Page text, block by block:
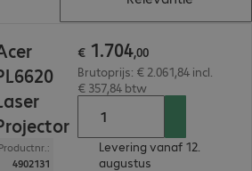
Productnr.:
4902131
€ 1.704,00
Brutoprijs: € 2.061,84 incl.
€ 357,84 btw
Levering vanaf 12.
augustus